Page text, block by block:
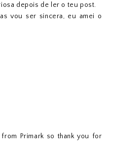
depois de ler o teu post.
vou ser sincera, eu amei o
Primark so thank you for